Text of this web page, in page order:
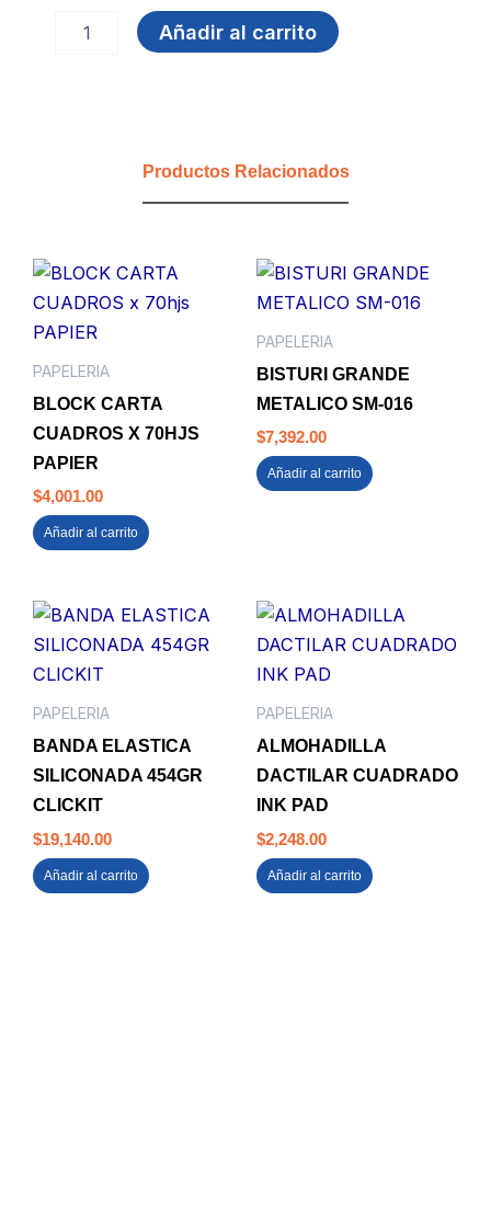
HORIZONTAL
Añadir al carrito
Productos Relacionados
PAPELERIA
BLOCK CARTA
CUADROS X 70HJS
PAPIER
$4,001.00
Añadir al carrito
PAPELERIA
BISTURI GRANDE
METALICO SM-016
$7,392.00
Añadir al carrito
PAPELERIA
BANDA ELASTICA
SILICONADA 454GR
CLICKIT
$19,140.00
Añadir al carrito
PAPELERIA
ALMOHADILLA
DACTILAR CUADRADO
INK PAD
$2,248.00
Añadir al carrito